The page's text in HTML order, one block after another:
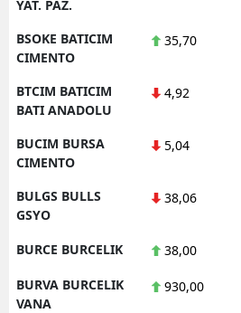
YAT. PAZ.
BSOKE BATICIM
CIMENTO
35,70
BTCIM BATICIM
BATI ANADOLU
4,92
BUCIM BURSA
CIMENTO
5,04
BULGS BULLS
GSYO
38,06
BURCE BURCELIK 38,00
BURVA BURCELIK
VANA
930,00